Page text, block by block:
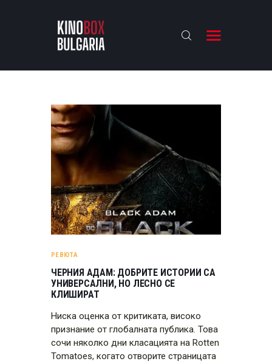
KINOBOX BULGARIA
АНАЛИЗИ
БАХТИ НАГРАДИТЕ
ИНТЕРВЮТА
ЗА НАС
РЕВЮТА
ЧЕРНИЯ АДАМ: ДОБРИТЕ ИСТОРИИ СА
УНИВЕРСАЛНИ, НО ЛЕСНО СЕ
КЛИШИРАТ
Ниска оценка от критиката, високо
признание от глобалната публика. Това
сочи няколко дни класацията на Rotten
Tomatoes, когато отворите страницата